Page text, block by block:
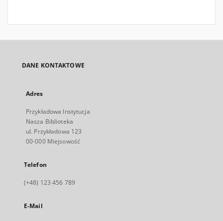
DANE KONTAKTOWE
Adres
Przykładowa Instytucja
Nasza Biblioteka
ul. Przykładowa 123
00-000 Miejsowość
Telefon
(+48) 123 456 789
E-Mail